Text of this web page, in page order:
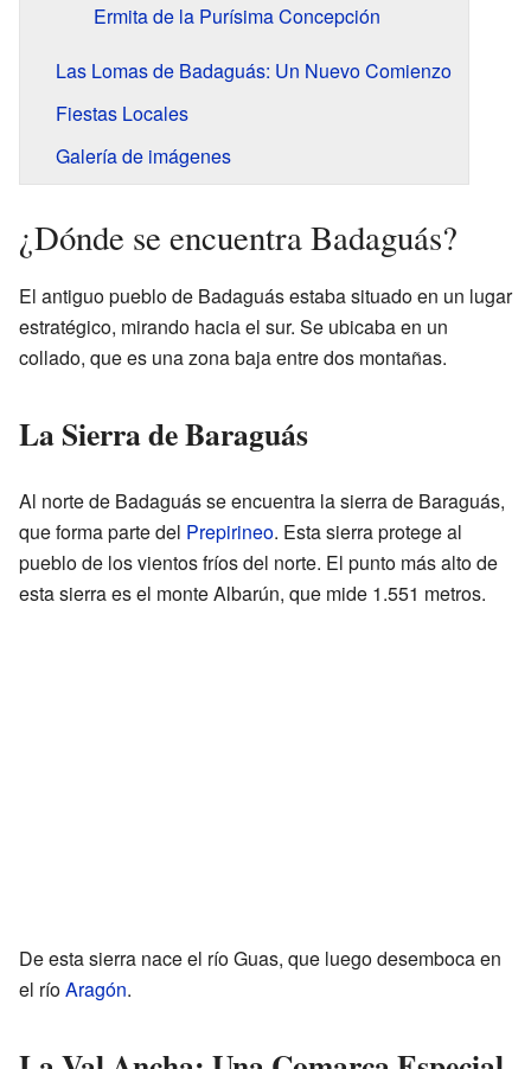
Ermita de la Purísima Concepción
Las Lomas de Badaguás: Un Nuevo Comienzo
Fiestas Locales
Galería de imágenes
¿Dónde se encuentra Badaguás?
El antiguo pueblo de Badaguás estaba situado en un lugar
estratégico, mirando hacia el sur. Se ubicaba en un
collado, que es una zona baja entre dos montañas.
La Sierra de Baraguás
Al norte de Badaguás se encuentra la sierra de Baraguás,
que forma parte del Prepirineo. Esta sierra protege al
pueblo de los vientos fríos del norte. El punto más alto de
esta sierra es el monte Albarún, que mide 1.551 metros.
De esta sierra nace el río Guas, que luego desemboca en
el ríoAragón.